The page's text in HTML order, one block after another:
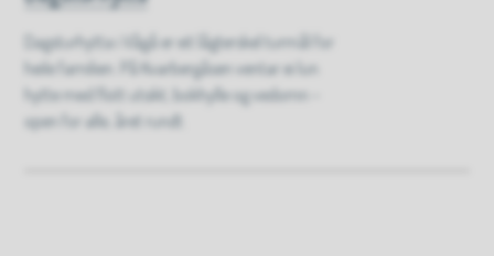
Dagsturhytta i Vågå er eit lågterskel turmål for
heile familien. På Kvarbergåsen ventar ei lun
hytte med flott utsikt, bokhylle og vedomn –
open for alle, året rundt.